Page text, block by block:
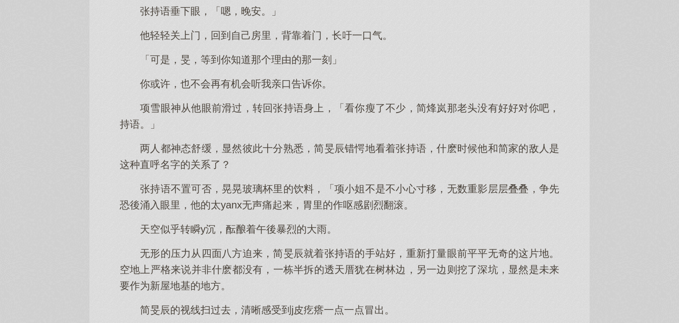
张持语垂下眼，「嗯，晚安。」
他轻轻关上门，回到自己房里，背靠着门，长吁一口气。
「可是，旻，等到你知道那个理由的那一刻」
你或许，也不会再有机会听我亲口告诉你。
项雪眼神从他眼前滑过，转回张持语身上，「看你瘦了不少，简烽岚那老头没有好好对你吧，
持语。」
两人都神态舒缓，显然彼此十分熟悉，简旻辰错愕地看着张持语，什麽时候他和简家的敌人是
这种直呼名字的关系了？
张持语不置可否，晃晃玻璃杯里的饮料，「项小姐不是不小心寸移，无数重影层层叠叠，争先
恐後涌入眼里，他的太yanx无声痛起来，胃里的作呕感剧烈翻滚。
天空似乎转瞬y沉，酝酿着午後暴烈的大雨。
无形的压力从四面八方迫来，简旻辰就着张持语的手站好，重新打量眼前平平无奇的这片地。
空地上严格来说并非什麽都没有，一栋半拆的透天厝犹在树林边，另一边则挖了深坑，显然是未来
要作为新屋地基的地方。
简旻辰的视线扫过去，清晰感受到j皮疙瘩一点一点冒出。